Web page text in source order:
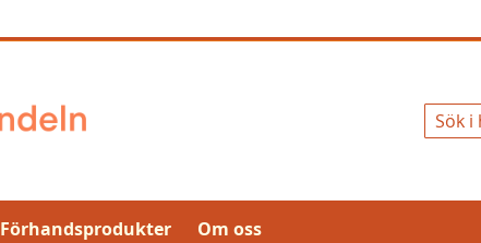
Förhandsprodukter Om oss